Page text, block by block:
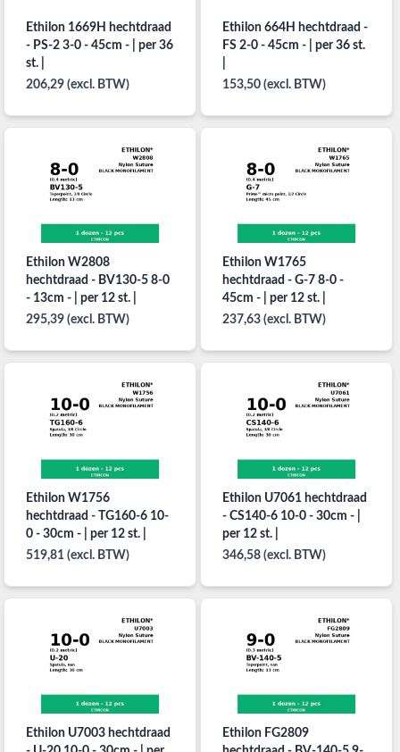
Ethilon 1669H hechtdraad
- PS-2 3-0 - 45cm - | per 36
st. |
206,29 (excl. BTW)
Ethilon 664H hechtdraad -
FS 2-0 - 45cm - | per 36 st.
153,50 (excl. BTW)
Ethilon W2808
hechtdraad - BV130-5 8-0
- 13cm - | per 12 st. |
295,39 (excl. BTW)
Ethilon W1765
hechtdraad - G-7 8-0 -
45cm - | per 12 st. |
237,63 (excl. BTW)
Ethilon W1756
hechtdraad - TG160-6 10-
0 - 30cm - | per 12 st. |
519,81 (excl. BTW)
Ethilon U7061 hechtdraad
- CS140-6 10-0 - 30cm - |
per 12 st. |
346,58 (excl. BTW)
Ethilon U7003 hechtdraad
Ethilon FG2809